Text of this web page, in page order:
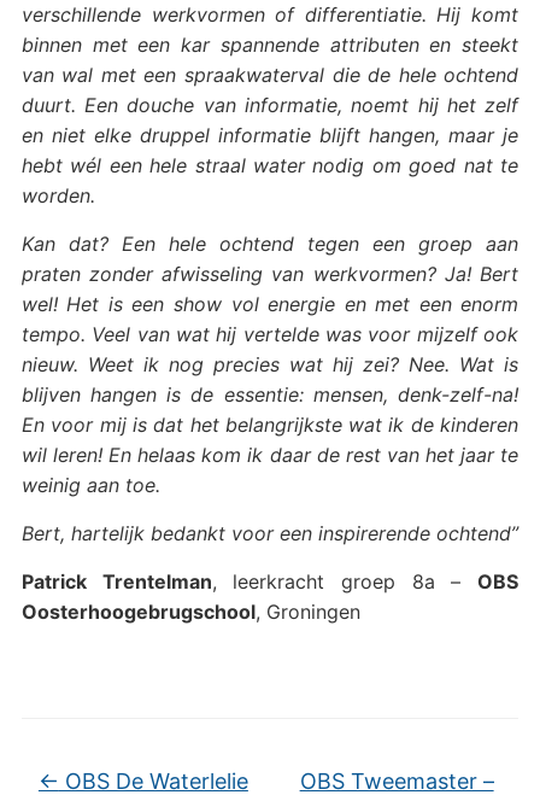
verschillende werkvormen of differentiatie. Hij komt
binnen met een kar spannende attributen en steekt
van wal met een spraakwaterval die de hele ochtend
duurt. Een douche van informatie, noemt hij het zelf
en niet elke druppel informatie blijft hangen, maar je
hebt wél een hele straal water nodig om goed nat te
worden.
Kan dat? Een hele ochtend tegen een groep aan
praten zonder afwisseling van werkvormen? Ja! Bert
wel! Het is een show vol energie en met een enorm
tempo. Veel van wat hij vertelde was voor mijzelf ook
nieuw. Weet ik nog precies wat hij zei? Nee. Wat is
blijven hangen is de essentie: mensen, denk-zelf-na!
En voor mij is dat het belangrijkste wat ik de kinderen
wil leren! En helaas kom ik daar de rest van het jaar te
weinig aan toe.
Bert, hartelijk bedankt voor een inspirerende ochtend”
Patrick Trentelman, leerkracht groep 8a –OBS
Oosterhoogebrugschool, Groningen
← OBS De Waterlelie
OBS Tweemaster –